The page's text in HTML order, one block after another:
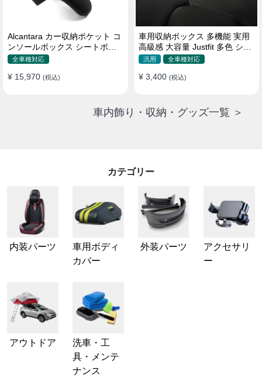
Alcantara カー収納ポケット コ
ンソールボックス シートポケ
ット 隙間ポケットセット
全車種対応
¥ 15,970 (税込)
車用収納ボックス 多機能 実用
高級感 大容量 Justfit 多色 シー
トポケット ギャップ 隙間収納
汎用 全車種対応
¥ 3,400 (税込)
車内飾り・収納・グッズ一覧 ＞
カテゴリー
内装パーツ
車用ボディ
カバー
外装パーツ
アクセサリ
ー
アウトドア
洗車・工
具・メンテ
ナンス